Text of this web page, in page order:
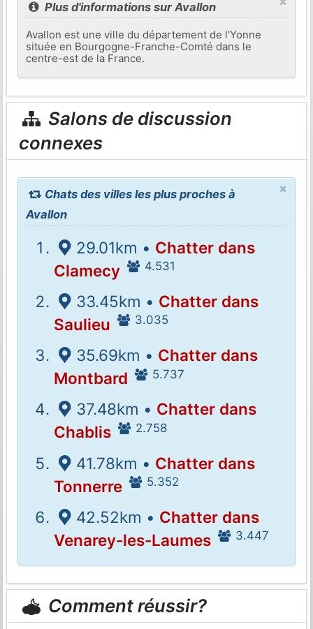
Plus d'informations sur Avallon
Avallon est une ville du département de l'Yonne
située en Bourgogne-Franche-Comté dans le
centre-est de la France.
Salons de discussion
connexes
×
Chats des villes les plus proches à
Avallon
29.01km • Chatter dans
Clamecy
4.531
33.45km • Chatter dans
Saulieu
3.035
35.69km • Chatter dans
Montbard
5.737
37.48km • Chatter dans
Chablis
2.758
41.78km • Chatter dans
Tonnerre
5.352
42.52km • Chatter dans
Venarey-les-Laumes
3.447
Comment réussir?